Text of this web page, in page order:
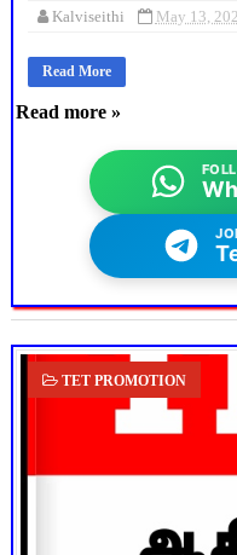
Kalviseithi May 13,
Read More
Read more »
TET PROMOTION